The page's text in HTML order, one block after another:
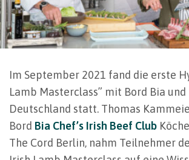
Im September 2021 fand die erste
Lamb Masterclass” mit Bord Bia
Deutschland statt. Thomas
Bord Bia Chef’s Irish Beef Club
The Cord Berlin, nahm Teilnehmer